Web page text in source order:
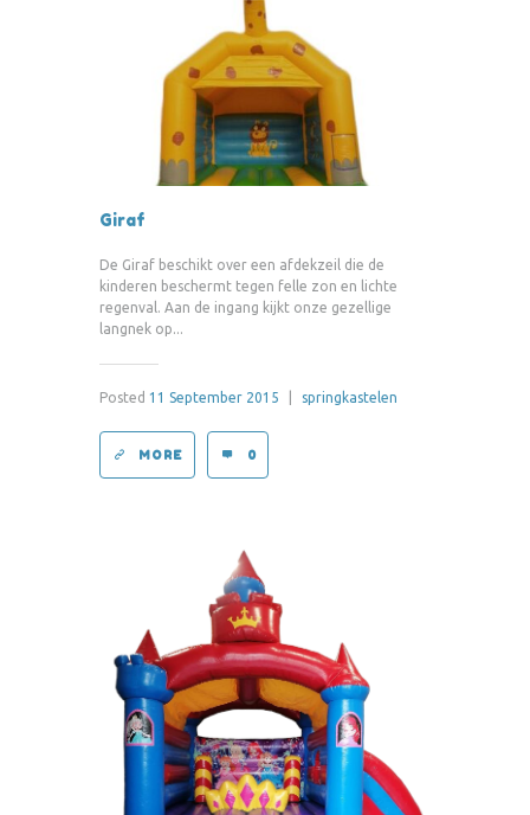
Giraf
De Giraf beschikt over een afdekzeil die de
kinderen beschermt tegen felle zon en lichte
regenval. Aan de ingang kijkt onze gezellige
langnek op...
Posted 11 September 2015 springkastelen
MORE 0